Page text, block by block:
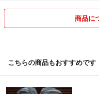
過度な値引きの交渉に関して
ださいませ。
※代引きは対応しておりません
商品に
こちらの商品もおすすめです